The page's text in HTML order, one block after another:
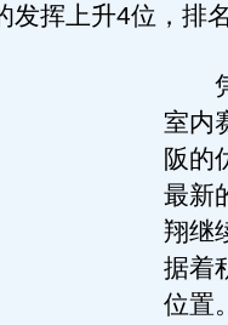
发挥上升4位，排
凭
室内
阪的
最新
翔继
据着
位置